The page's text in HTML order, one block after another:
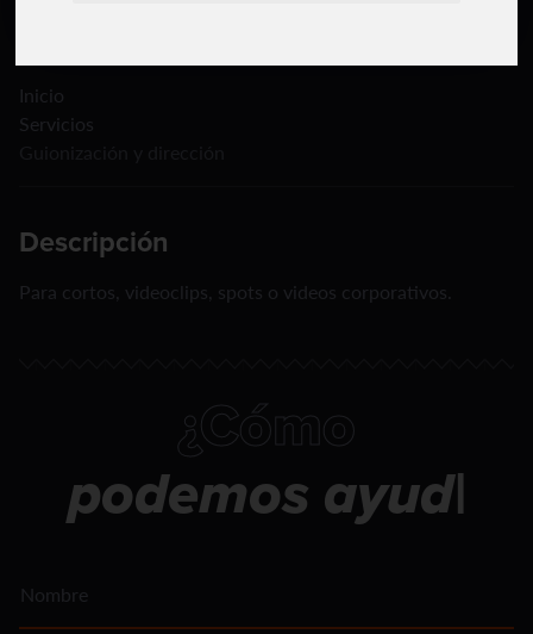
Inicio
Servicios
Descripción
Para cortos, videoclips, spots o videos corporativos.
¿Cómo
podemos